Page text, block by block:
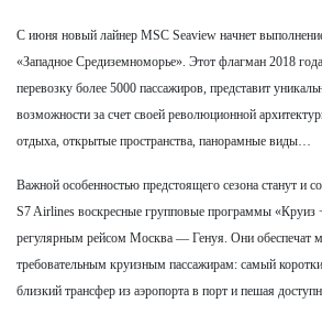
С июня новый лайнер MSC Seaview начнет
«Западное Средиземноморье». Этот флагман 2018
перевозку более 5000 пассажиров, представит
возможности за счет своей революционной
отдыха, открытые пространства, панорамные виды…
Важной особенностью предстоящего сезона станут и
S7 Airlines воскресные групповые программы «Круиз
регулярным рейсом Москва — Генуя. Они обеспечат
требовательным круизным пассажирам: самый
близкий трансфер из аэропорта в порт и пешая